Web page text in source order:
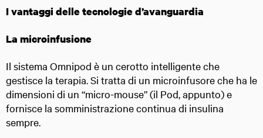
I vantaggi delle tecnologie d’avanguardia
La microinfusione
Il sistema Omnipod è un cerotto intelligente che
gestisce la terapia. Si tratta di un microinfusore che ha le
dimensioni di un “micro-mouse” (il Pod, appunto) e
fornisce la somministrazione continua di insulina
sempre.